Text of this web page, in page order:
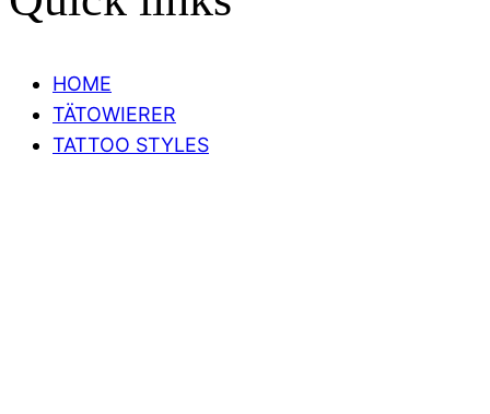
HOME
TÄTOWIERER
TATTOO STYLES